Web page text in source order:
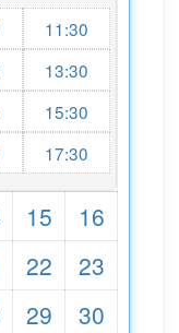
11:30
13:30
15:30
17:30
15
16
22
23
29 30